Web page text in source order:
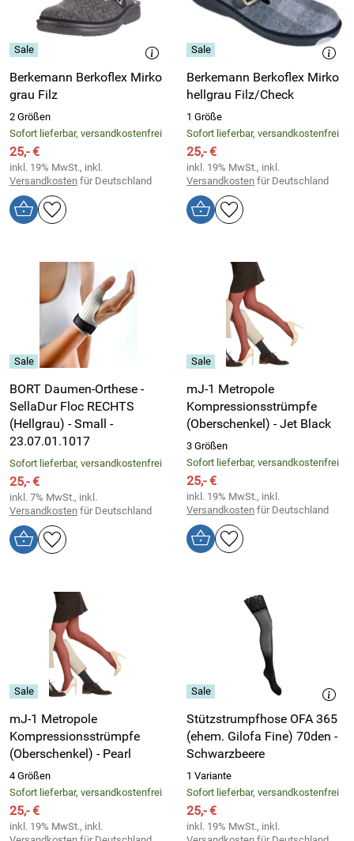
Berkemann Berkoflex Mirko
grau Filz
2 Größen
Sofort lieferbar, versandkostenfrei
25,- €
inkl. 19% MwSt., inkl.
Versandkosten für Deutschland
Berkemann Berkoflex Mirko
hellgrau Filz/Check
1 Größe
Sofort lieferbar, versandkostenfrei
25,- €
inkl. 19% MwSt., inkl.
Versandkosten für Deutschland
BORT Daumen-Orthese -
SellaDur Floc RECHTS
(Hellgrau) - Small -
23.07.01.1017
Sofort lieferbar, versandkostenfrei
25,- €
inkl. 7% MwSt., inkl.
Versandkosten für Deutschland
mJ-1 Metropole
Kompressionsstrümpfe
(Oberschenkel) - Jet Black
3 Größen
Sofort lieferbar, versandkostenfrei
25,- €
inkl. 19% MwSt., inkl.
Versandkosten für Deutschland
mJ-1 Metropole
Kompressionsstrümpfe
(Oberschenkel) - Pearl
4 Größen
Sofort lieferbar, versandkostenfrei
25,- €
inkl. 19% MwSt., inkl.
Stützstrumpfhose OFA 365
(ehem. Gilofa Fine) 70den -
Schwarzbeere
1 Variante
Sofort lieferbar, versandkostenfrei
25,- €
inkl. 19% MwSt., inkl.